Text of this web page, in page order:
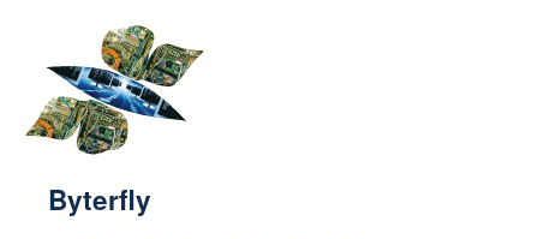
Byterfly